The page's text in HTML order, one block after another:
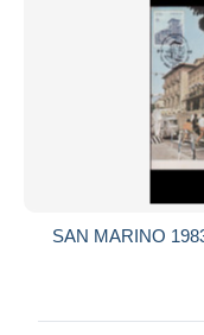
SAN MARINO